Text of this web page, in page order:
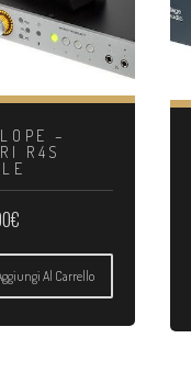
–
R4S
€
Al Carrello